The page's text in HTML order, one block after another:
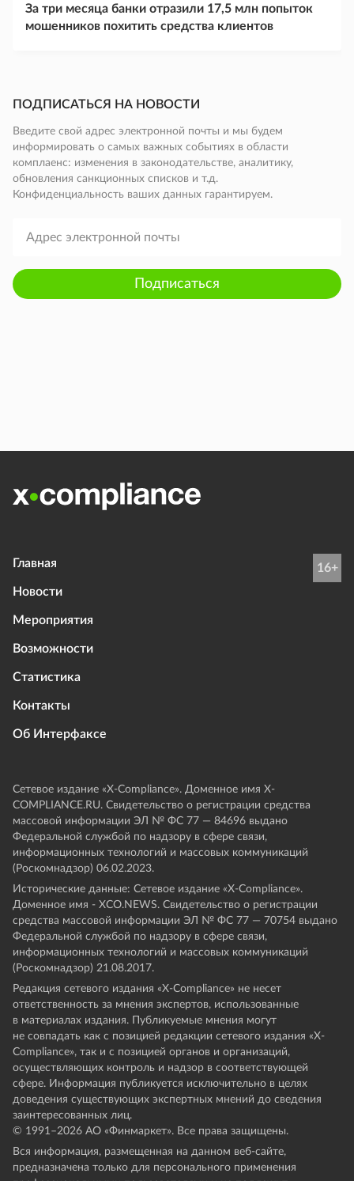
За три месяца банки отразили 17,5 млн попыток
мошенников похитить средства клиентов
ПОДПИСАТЬСЯ НА НОВОСТИ
Введите свой адрес электронной почты и мы будем
информировать о самых важных событиях в области
комплаенс: изменения в законодательстве, аналитику,
обновления санкционных списков и т.д.
Конфиденциальность ваших данных гарантируем.
Подписаться
Главная
Новости
Мероприятия
Возможности
Статистика
Контакты
Об Интерфаксе
16+
Сетевое издание «Х-Compliance». Доменное имя X-
COMPLIANCE.RU. Свидетельство о регистрации средства
массовой информации ЭЛ № ФС 77 — 84696 выдано
Федеральной службой по надзору в сфере связи,
информационных технологий и массовых коммуникаций
(Роскомнадзор) 06.02.2023.
Исторические данные: Сетевое издание «Х-Compliance».
Доменное имя - XCO.NEWS. Свидетельство о регистрации
средства массовой информации ЭЛ № ФС 77 — 70754 выдано
Федеральной службой по надзору в сфере связи,
информационных технологий и массовых коммуникаций
(Роскомнадзор) 21.08.2017.
Редакция сетевого издания «X-Compliance» не несет
ответственность за мнения экспертов, использованные
в материалах издания. Публикуемые мнения могут
не совпадать как с позицией редакции сетевого издания «X-
Compliance», так и с позицией органов и организаций,
осуществляющих контроль и надзор в соответствующей
сфере. Информация публикуется исключительно в целях
доведения существующих экспертных мнений до сведения
заинтересованных лиц.
© 1991–2026 АО «Финмаркет». Все права защищены.
Вся информация, размещенная на данном веб-сайте,
предназначена только для персонального применения